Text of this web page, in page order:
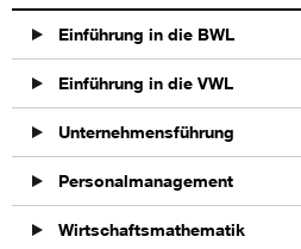
Einführung in die BWL
Einführung in die VWL
Unternehmensführung
Personalmanagement
Wirtschaftsmathematik